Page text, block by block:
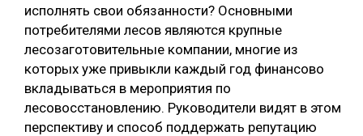
исполнять свои обязанности? Основными
потребителями лесов являются крупные
лесозаготовительные компании, многие из
которых уже привыкли каждый год финансово
вкладываться в мероприятия по
лесовосстановлению. Руководители видят в этом
перспективу и способ поддержать репутацию